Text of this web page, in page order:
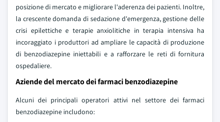
posizione di mercato e migliorare l'aderenza dei pazienti. Inoltre,
la crescente domanda di sedazione d'emergenza, gestione delle
crisi epilettiche e terapie anxiolitiche in terapia intensiva ha
incoraggiato i produttori ad ampliare le capacità di produzione
di benzodiazepine iniettabili e a rafforzare le reti di fornitura
ospedaliere.
Aziende del mercato dei farmaci benzodiazepine
Alcuni dei principali operatori attivi nel settore dei farmaci
benzodiazepine includono: